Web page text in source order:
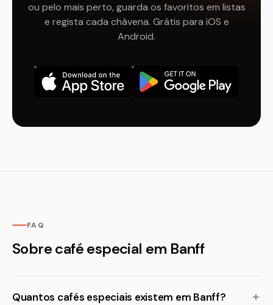
ou pelo mais perto, guarda os favoritos em listas
e regista cada chávena. Grátis para iOS e
Android.
FAQ
Sobre café especial em Banff
Quantos cafés especiais existem em Banff?